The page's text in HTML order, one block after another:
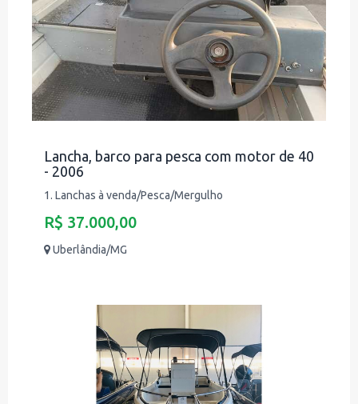
Lancha, barco para pesca com motor de 40
- 2006
1. Lanchas à venda/Pesca/Mergulho
R$ 37.000,00
Uberlândia/MG